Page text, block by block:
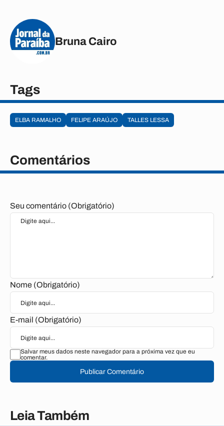
Bruna Cairo
Tags
ELBA RAMALHO FELIPE ARAÚJO TALLES LESSA
Comentários
Seu comentário (Obrigatório)
Nome (Obrigatório)
E-mail (Obrigatório)
Salvar meus dados neste navegador para a próxima vez que eu
comentar.
Publicar Comentário
Leia Também